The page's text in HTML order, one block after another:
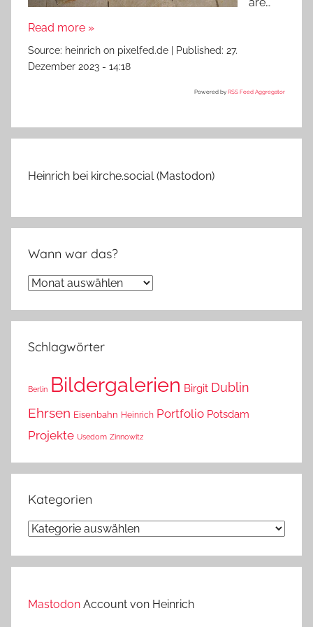
are…
Read more »
Source: heinrich on pixelfed.de Published: 27.
Dezember 2023 - 14:18
Powered by RSS Feed Aggregator
Heinrich bei kirche.social (Mastodon)
Wann war das?
Wann
das?
Schlagwörter
Berlin Bildergalerien Birgit Dublin
Ehrsen Eisenbahn Heinrich Portfolio Potsdam
Projekte Usedom Zinnowitz
Kategorien
Kategorien
Mastodon Account von Heinrich